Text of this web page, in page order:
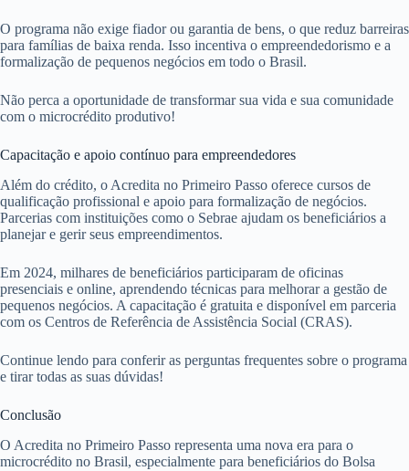
O programa não exige fiador ou garantia de bens, o que reduz barreiras
para famílias de baixa renda. Isso incentiva o empreendedorismo e a
formalização de pequenos negócios em todo o Brasil.
Não perca a oportunidade de transformar sua vida e sua comunidade
com o microcrédito produtivo!
Capacitação e apoio contínuo para empreendedores
Além do crédito, o Acredita no Primeiro Passo oferece cursos de
qualificação profissional e apoio para formalização de negócios.
Parcerias com instituições como o Sebrae ajudam os beneficiários a
planejar e gerir seus empreendimentos.
Em 2024, milhares de beneficiários participaram de oficinas
presenciais e online, aprendendo técnicas para melhorar a gestão de
pequenos negócios. A capacitação é gratuita e disponível em parceria
com os Centros de Referência de Assistência Social (CRAS).
Continue lendo para conferir as perguntas frequentes sobre o programa
e tirar todas as suas dúvidas!
Conclusão
O Acredita no Primeiro Passo representa uma nova era para o
microcrédito no Brasil, especialmente para beneficiários do Bolsa